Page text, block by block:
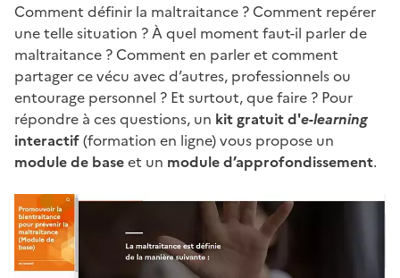
Comment définir la maltraitance ? Comment repérer
une telle situation ? À quel moment faut-il parler de
maltraitance ? Comment en parler et comment
partager ce vécu avec d’autres, professionnels ou
entourage personnel ? Et surtout, que faire ? Pour
répondre à ces questions, un kit gratuit d'e-learning
interactif(formation en ligne) vous propose un
module de baseet un module d’approfondissement.